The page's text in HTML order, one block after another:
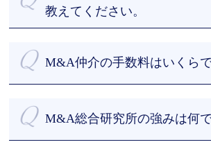
の多くは地方の会社様です。
教えてください。
まずは当社のデータベースから約
に絞って選定し、買い手先を探索
初回相談から１か月以内に面談を
導きます。
M&A仲介の手数料はいくら
ついて完全成功報酬制を採用して
着手金・中間報酬を一切頂きませ
体系」をご参照ください。
M&A総合研究所の強みは何